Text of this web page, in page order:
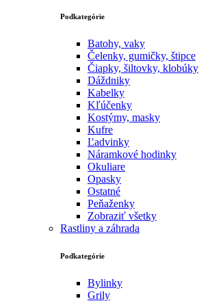
Podkategórie
Batohy, vaky
Čelenky, gumičky, štipce
Čiapky, šiltovky, klobúky
Dáždniky
Kabelky
Kľúčenky
Kostýmy, masky
Kufre
Ľadvinky
Náramkové hodinky
Okuliare
Opasky
Ostatné
Peňaženky
Zobraziť všetky
Rastliny a záhrada
Podkategórie
Bylinky
Grily